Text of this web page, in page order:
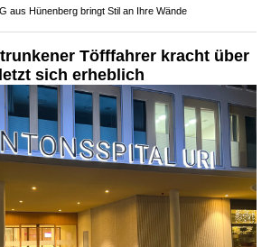
aus Hünenberg bringt Stil an Ihre Wände
Töfffahrer kracht über
sich erheblich